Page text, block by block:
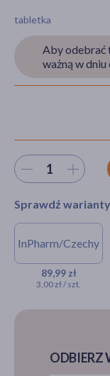
tabletka
Aby odebrać
ważną w
Wybierz ilość
Sprawdź warianty
InPharm/Czechy
89,99 zł
3,00 zł / szt.
ODBIERZ